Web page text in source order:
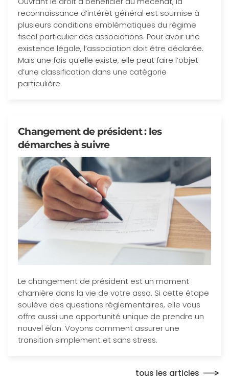
reconnaissance d’intérêt général est soumise à
plusieurs conditions emblématiques du régime
fiscal particulier des associations. Pour avoir une
existence légale, l’association doit être déclarée.
Mais une fois qu’elle existe, elle peut faire l’objet
d’une classification dans une catégorie
particulière.
Changement de président : les
démarches à suivre
Le changement de président est un moment
charnière dans la vie de votre asso. Si cette étape
soulève des questions réglementaires, elle vous
offre aussi une opportunité unique de prendre un
nouvel élan. Voyons comment assurer une
transition simplement et sans stress.
tous les articles